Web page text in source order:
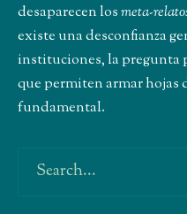
desaparecen losmeta-
existe una desconfianza
instituciones, la pregunta
que permiten armar
fundamental.